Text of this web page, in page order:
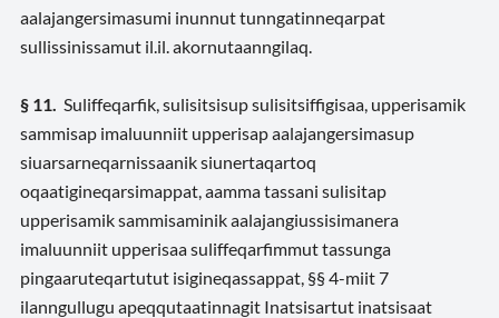
aalajangersimasumi inunnut tunngatinneqarpat
sullissinissamut il.il. akornutaanngilaq.
§ 11.
Suliffeqarfik, sulisitsisup sulisitsiffigisaa, upperisamik
sammisap imaluunniit upperisap aalajangersimasup
siuarsarneqarnissaanik siunertaqartoq
oqaatigineqarsimappat, aamma tassani sulisitap
upperisamik sammisaminik aalajangiussisimanera
imaluunniit upperisaa suliffeqarfimmut tassunga
pingaaruteqartutut isigineqassappat, §§ 4-miit 7
ilanngullugu apeqqutaatinnagit Inatsisartut inatsisaat